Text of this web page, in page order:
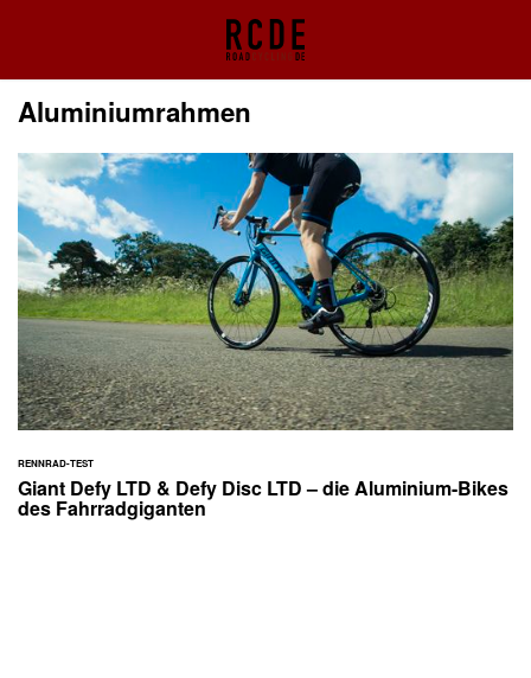
Aluminiumrahmen
RENNRAD-TEST
Giant Defy LTD & Defy Disc LTD – die Aluminium-Bikes
des Fahrradgiganten